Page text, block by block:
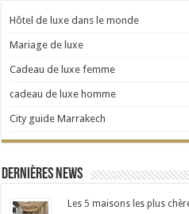
Hôtel de luxe dans le monde
Mariage de luxe
Cadeau de luxe femme
cadeau de luxe homme
City guide Marrakech
Dernières news
Les 5 maisons les plus